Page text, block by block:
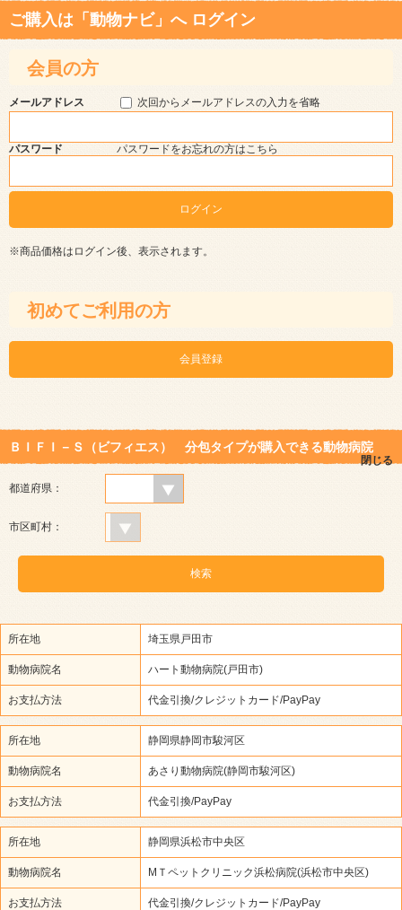
ご購入は「動物ナビ」へ ログイン
会員の方
メールアドレス 次回からメールアドレスの入力を省略
パスワード パスワードをお忘れの方はこちら
※商品価格はログイン後、表示されます。
初めてご利用の方
ＢＩＦＩ－Ｓ（ビフィエス） 分包タイプが購入できる動物病院
閉じる
都道府県：
市区町村：
所在地 埼玉県戸田市
動物病院名 ハート動物病院(戸田市)
お支払方法 代金引換/クレジットカード/PayPay
所在地 静岡県静岡市駿河区
動物病院名 あさり動物病院(静岡市駿河区)
お支払方法 代金引換/PayPay
所在地 静岡県浜松市中央区
動物病院名 МＴペットクリニック浜松病院(浜松市中央区)
お支払方法 代金引換/クレジットカード/PayPay